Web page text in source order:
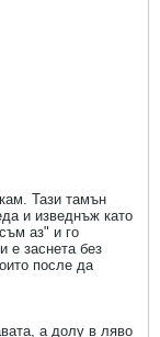
Тази тамън
и изведнъж като
аз" и го
е заснета без
после да
а долу в ляво